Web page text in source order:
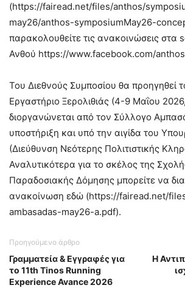
(https://fairead.net/files/anthos/
may26/anthos-symposiumMay26-
παρακολουθείτε τις ανακοινώσεις στα
Ανθού https://www.facebook.com/
Του Διεθνούς Συμποσίου θα προηγηθεί
Εργαστήριο Ξερολιθιάς (4-9 Μαΐου
διοργανώνεται από τον Σύλλογο
υποστήριξη και υπό την αιγίδα του
(Διεύθυνση Νεότερης Πολιτιστικής
Αναλυτικότερα για το σκέλος της
Παραδοσιακής Δόμησης μπορείτε να
ανακοίνωση εδώ (https://fairead.net/
ambasadas-may26-a.pdf).
Προηγούμενο άρθρο
Γραμματεία & Εγγραφές για
το 11th Tinos Running
Experience Avance 2026
Η